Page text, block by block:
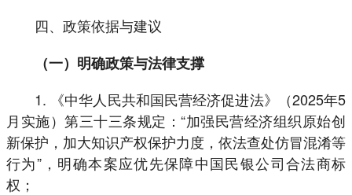
四、政策依据与建议
（一）明确政策与法律支撑
1. 《中华人民共和国民营经济促进法》（2025年5
月实施）第三十三条规定：“加强民营经济组织原始创
新保护，加大知识产权保护力度，依法查处仿冒混淆等
行为”，明确本案应优先保障中国民银公司合法商标
权；